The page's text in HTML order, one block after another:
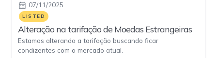
LISTED
07/11/2025
Alteração na tarifação de Moedas Estrangeiras
Estamos alterando a tarifação buscando ficar
condizentes com o mercado atual.